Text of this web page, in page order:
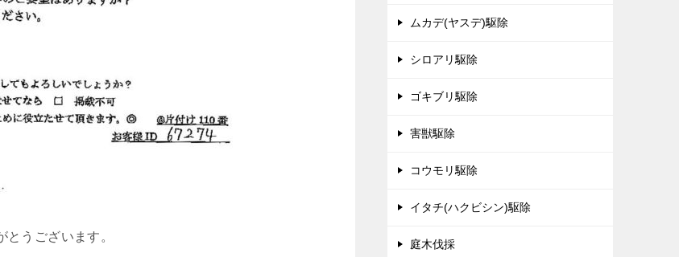
うございます。
ムカデ(ヤスデ)駆除
シロアリ駆除
ゴキブリ駆除
害獣駆除
コウモリ駆除
イタチ(ハクビシン)駆除
庭木伐採